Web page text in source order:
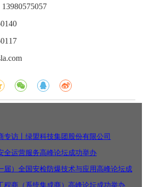
专访丨绿盟科技集团股份有限公司
全运营服务高峰论坛成功举办
届）全国安检防爆技术与应用高峰论坛成
程商（系统集成商）高峰论坛成功举办